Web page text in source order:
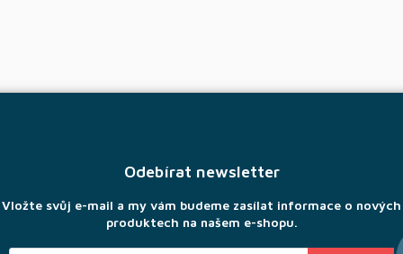
Odebírat newsletter
Vložte svůj e-mail a my vám budeme zasílat informace o nových
produktech na našem e-shopu.